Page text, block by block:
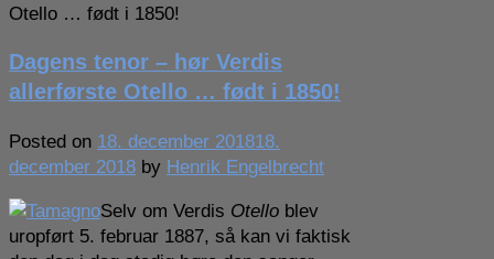
bonuslåge
fra
Tyrol
Dagens tenor – hør Verdis
allerførste Otello … født i 1850!
Posted on 18. december 201818.
december 2018 by Henrik Engelbrecht
Selv om Verdis Otello blev
uropført 5. februar 1887, så kan vi faktisk